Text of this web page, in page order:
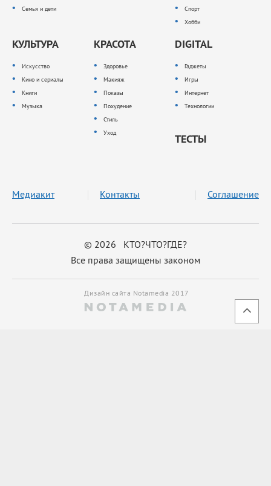
Семья и дети
Спорт
Хобби
КУЛЬТУРА
Искусство
Кино и сериалы
Книги
Музыка
КРАСОТА
Здоровье
Макияж
Показы
Похудение
Стиль
Уход
DIGITAL
Гаджеты
Игры
Интернет
Технологии
ТЕСТЫ
© 2026 КТО?ЧТО?ГДЕ?
Все права защищены законом
Медиакит Контакты Соглашение
Дизайн сайта Notamedia 2017